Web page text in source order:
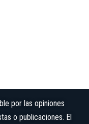
por las opiniones
o publicaciones. El